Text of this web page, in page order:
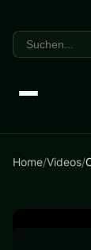
Home/Videos/